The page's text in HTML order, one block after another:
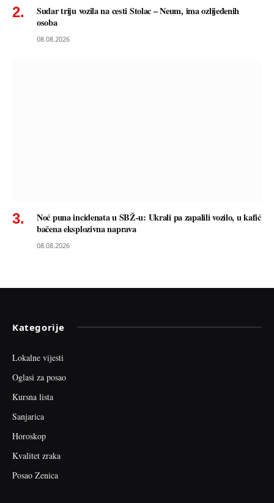
Sudar triju vozila na cesti Stolac – Neum, ima ozlijeđenih
osoba
08.08.2026
Noć puna incidenata u SBŽ-u: Ukrali pa zapalili vozilo, u kafić
bačena eksplozivna naprava
08.08.2026
Kategorije
Lokalne vijesti
Oglasi za posao
Kursna lista
Sanjarica
Horoskop
Kvalitet zraka
Posao Zenica